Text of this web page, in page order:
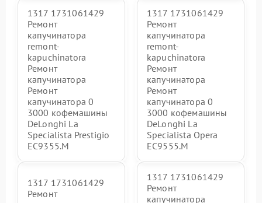
1317 1731061429
Ремонт
капучинатора
remont-
kapuchinatora
Ремонт
капучинатора
Ремонт
капучинатора 0
3000 кофемашины
DeLonghi La
Specialista Prestigio
EC9355.M
1317 1731061429
Ремонт
капучинатора
remont-
kapuchinatora
Ремонт
капучинатора
Ремонт
капучинатора 0
3000 кофемашины
DeLonghi La
Specialista Opera
EC9555.M
1317 1731061429
Ремонт
1317 1731061429
Ремонт
капучинатора